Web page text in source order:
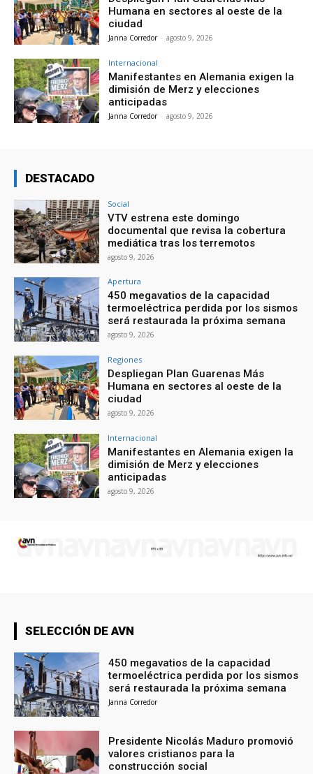
Humana en sectores al oeste de la
ciudad
Janna Corredor - agosto 9, 2026
Internacional
Manifestantes en Alemania exigen la
dimisión de Merz y elecciones
anticipadas
Janna Corredor - agosto 9, 2026
DESTACADO
Social
VTV estrena este domingo
documental que revisa la cobertura
mediática tras los terremotos
agosto 9, 2026
Apertura
450 megavatios de la capacidad
termoeléctrica perdida por los sismos
será restaurada la próxima semana
agosto 9, 2026
Regiones
Despliegan Plan Guarenas Más
Humana en sectores al oeste de la
ciudad
agosto 9, 2026
Internacional
Manifestantes en Alemania exigen la
dimisión de Merz y elecciones
anticipadas
agosto 9, 2026
SELECCIÓN DE AVN
450 megavatios de la capacidad
termoeléctrica perdida por los sismos
será restaurada la próxima semana
Janna Corredor
Presidente Nicolás Maduro promovió
valores cristianos para la
construcción social